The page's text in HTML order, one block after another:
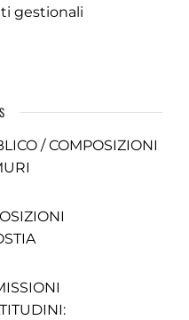
gestionali
/ COMPOSIZIONI